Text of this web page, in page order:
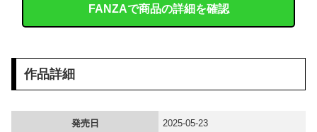
【画像】 日産が社運をかけて発売するSUVｗｗｗｗｗｗｗ
FANZAで商品の詳細を確認
作品詳細
発売日 2025-05-23